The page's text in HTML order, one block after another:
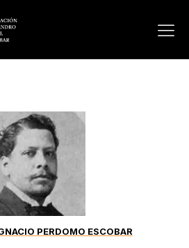
PERDOMO ESCOBAR